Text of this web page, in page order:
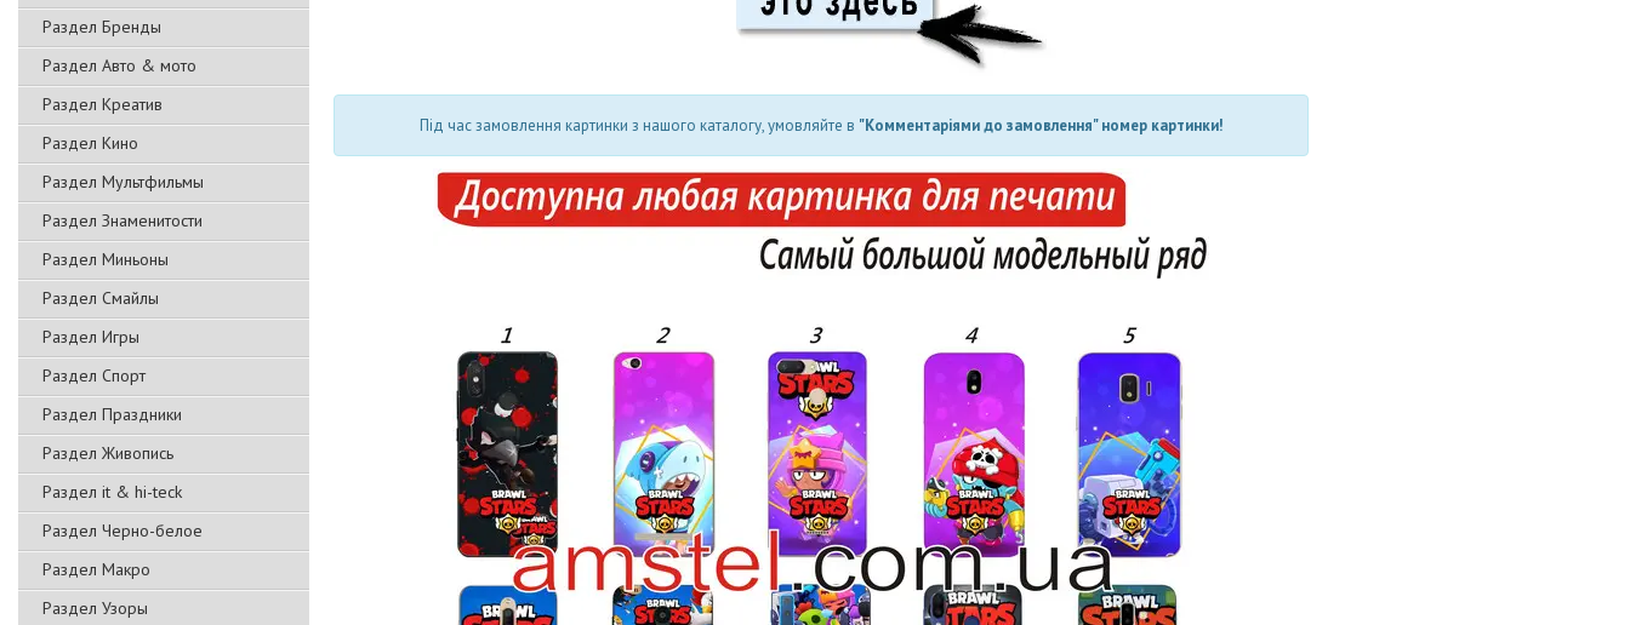
Раздел Бренды
Раздел Авто & мото
Раздел Креатив
Раздел Кино
Раздел Мультфильмы
Раздел Знаменитости
Раздел Миньоны
Раздел Смайлы
Раздел Игры
Раздел Спорт
Раздел Праздники
Раздел Живопись
Раздел it & hi-teck
Раздел Черно-белое
Раздел Макро
Раздел Узоры
Під час замовлення картинки з нашого каталогу, умовляйте в "Комментаріями до замовлення" номер картинки!